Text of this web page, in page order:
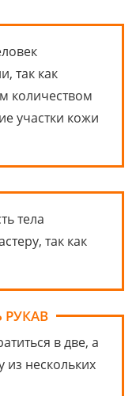
так как
количеством
участки кожи
тела
так как
в две, а
из нескольких